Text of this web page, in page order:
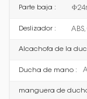
Parte baja :
Deslizador :
Alcachofa de la
Ducha de mano :
manguera de